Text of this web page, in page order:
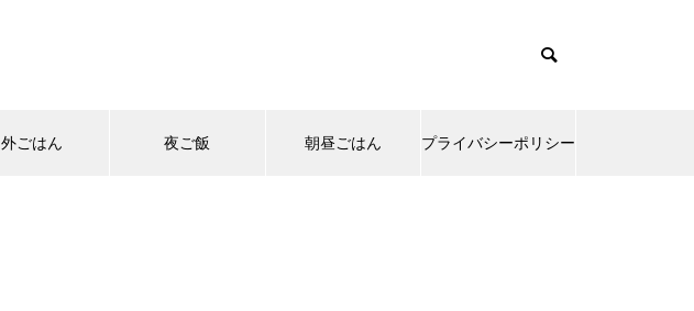
外ごはん 夜ご飯 朝昼ごはん プライバシーポリシー